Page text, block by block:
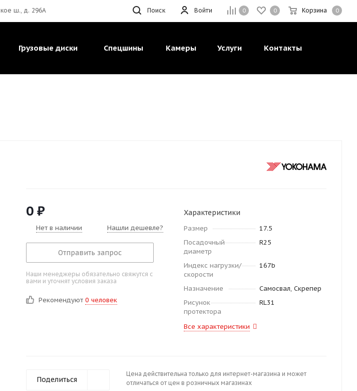
0 0 Корзина 0
Войти
ш., д. 296А Поиск
Грузовые диски Спецшины Камеры Услуги Контакты
0 ₽
Нет в наличии Нашли дешевле?
Отправить запрос
Наши менеджеры обязательно свяжутся с
вами и уточнят условия заказа
Рекомендуют 0 человек
Характеристики
Размер
17.5
Посадочный
диаметр
R25
Индекс нагрузки/
скорости
167b
Назначение
Самосвал, Скрепер
Рисунок
протектора
RL31
Все характеристики
Поделиться
Цена действительна только для интернет-магазина и может
отличаться от цен в розничных магазинах